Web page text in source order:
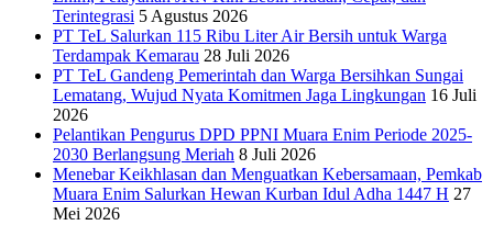
Terintegrasi 5 Agustus 2026
PT TeL Salurkan 115 Ribu Liter Air Bersih untuk Warga
Terdampak Kemarau 28 Juli 2026
PT TeL Gandeng Pemerintah dan Warga Bersihkan Sungai
Lematang, Wujud Nyata Komitmen Jaga Lingkungan 16 Juli
2026
Pelantikan Pengurus DPD PPNI Muara Enim Periode 2025-
2030 Berlangsung Meriah 8 Juli 2026
Menebar Keikhlasan dan Menguatkan Kebersamaan, Pemkab
Muara Enim Salurkan Hewan Kurban Idul Adha 1447 H 27
Mei 2026